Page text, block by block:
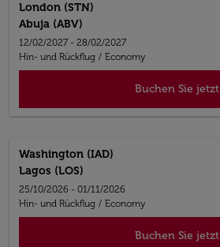
London (STN)
Abuja (ABV)
12/02/2027 - 28/02/2027
Hin- und Rückflug / Economy
Buchen Sie jetzt
Washington (IAD)
Lagos (LOS)
25/10/2026 - 01/11/2026
Hin- und Rückflug / Economy
Buchen Sie jetzt